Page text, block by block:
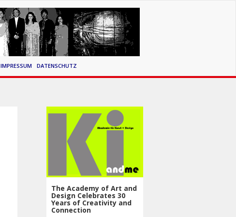
IMPRESSUM DATENSCHUTZ
The Academy of Art and
Design Celebrates 30
Years of Creativity and
Connection